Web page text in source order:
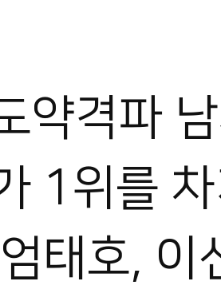
약격파
1위를
태호, 이